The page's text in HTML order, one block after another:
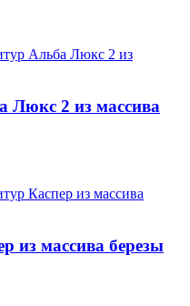
Люкс 2 из массива
из массива березы